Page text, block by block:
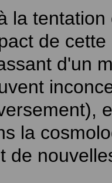
la
de
d'un
la
de